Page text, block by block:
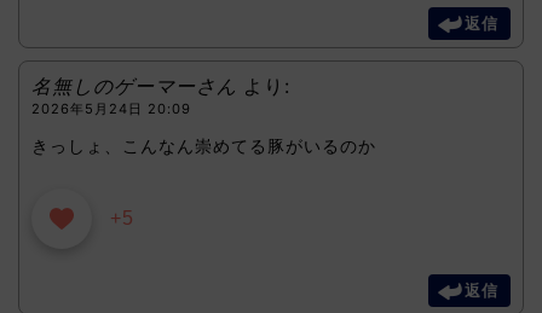
返信
名無しのゲーマーさん より:
2026年5月24日 20:09
きっしょ、こんなん崇めてる豚がいるのか
+5
返信